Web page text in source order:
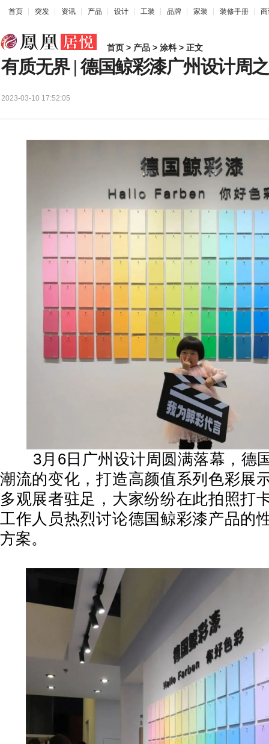
首页 突发 资讯 产品 设计 工装 品牌 家装 装修手册
首页 > 产品 > 涂料> 正文
有质无界 | 德国鲸彩漆广州设计周
2023-03-10 17:52:05
3月6日广州设计周圆满落幕，德
潮流的变化，打造高颜值系列色彩展
多观展者驻足，大家纷纷在此拍照打
工作人员热烈讨论德国鲸彩漆产品的
方案。